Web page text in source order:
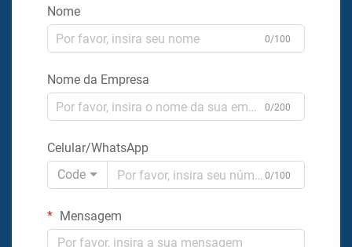
Nome
0/100
Nome da Empresa
0/200
Celular/WhatsApp
Code
0/100
Mensagem